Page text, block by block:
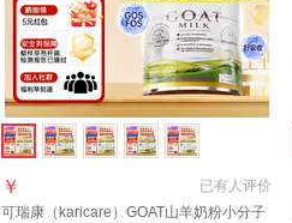
已有人评价
￥
可瑞康（karicare）GOAT山羊奶粉小分子